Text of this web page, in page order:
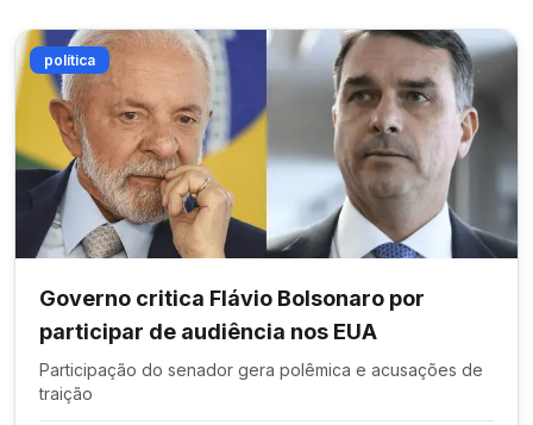
política
Governo critica Flávio Bolsonaro por
participar de audiência nos EUA
Participação do senador gera polêmica e acusações de
traição